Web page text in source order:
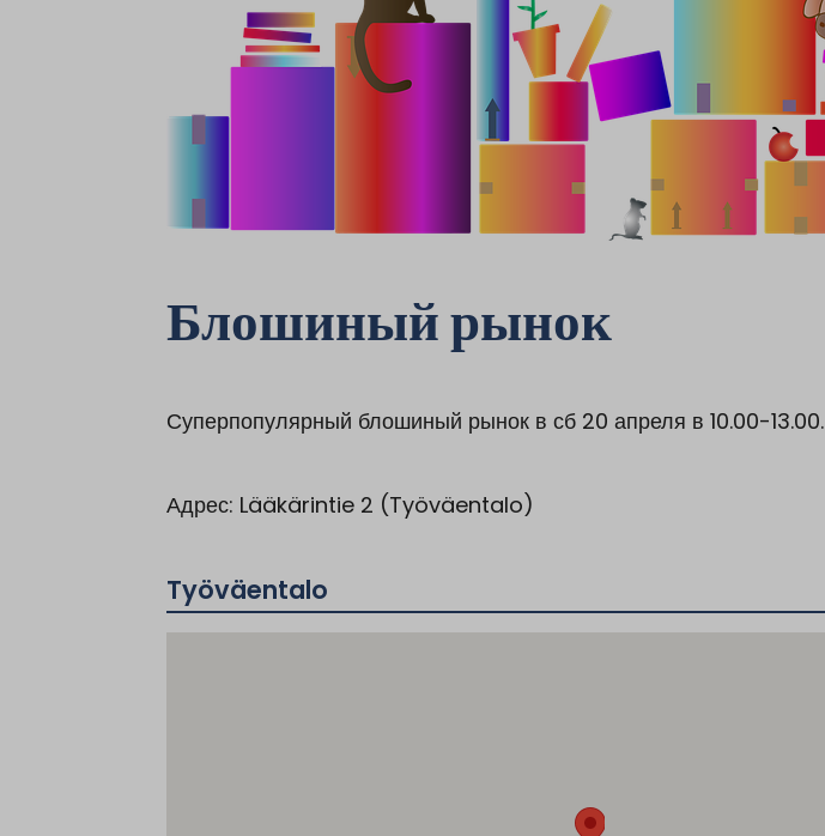
Блошиный рынок
Суперпопулярный блошиный рынок в сб 20 апреля в 10.00-13.00.
Адрес: Lääkärintie 2 (Työväentalo)
Työväentalo